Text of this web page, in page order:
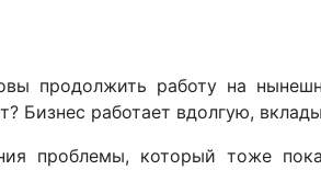
продолжить работу на
Бизнес работает вдолгую,
проблемы, который тоже